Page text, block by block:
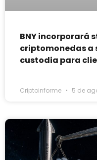
BNY incorporará
criptomonedas a
custodia para
Criptoinforme 5 de